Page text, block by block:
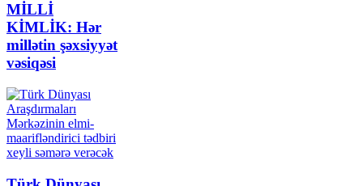
MİLLİ
KİMLİK: Hər
millətin şəxsiyyət
vəsiqəsi